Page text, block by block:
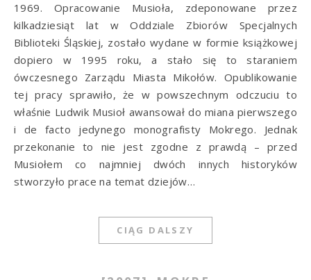
1969. Opracowanie Musioła, zdeponowane przez
kilkadziesiąt lat w Od­dziale Zbiorów Specjalnych
Biblioteki Śląskiej, zostało wydane w formie książkowej
dopiero w 1995 roku, a stało się to staraniem
ówczesnego Zarządu Miasta Mikołów. Opublikowanie
tej pracy sprawiło, że w powszechnym odczuciu to
właśnie Ludwik Musioł awansował do miana pierwszego
i de facto jedynego monografisty Mokrego. Jednak
przekonanie to nie jest zgodne z prawdą – przed
Musiołem co najmniej dwóch innych historyków
stworzyło prace na temat dziejów…
CIĄG DALSZY